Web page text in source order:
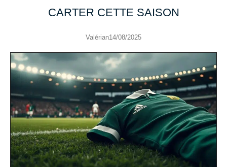
CARTER CETTE SAISON
Valérian14/08/2025